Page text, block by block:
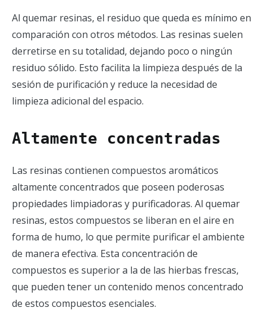
Al quemar resinas, el residuo que queda es mínimo en
comparación con otros métodos. Las resinas suelen
derretirse en su totalidad, dejando poco o ningún
residuo sólido. Esto facilita la limpieza después de la
sesión de purificación y reduce la necesidad de
limpieza adicional del espacio.
Altamente concentradas
Las resinas contienen compuestos aromáticos
altamente concentrados que poseen poderosas
propiedades limpiadoras y purificadoras. Al quemar
resinas, estos compuestos se liberan en el aire en
forma de humo, lo que permite purificar el ambiente
de manera efectiva. Esta concentración de
compuestos es superior a la de las hierbas frescas,
que pueden tener un contenido menos concentrado
de estos compuestos esenciales.